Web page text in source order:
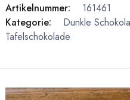
Artikelnummer:
161461
Kategorie:
Dunkle
Tafelschokolade